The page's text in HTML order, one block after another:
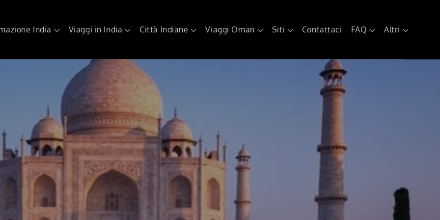
in India, agenzia di viaggi in India
India Viaggi in India Città Indiane Viaggi Oman Siti Contattaci FAQ Altri